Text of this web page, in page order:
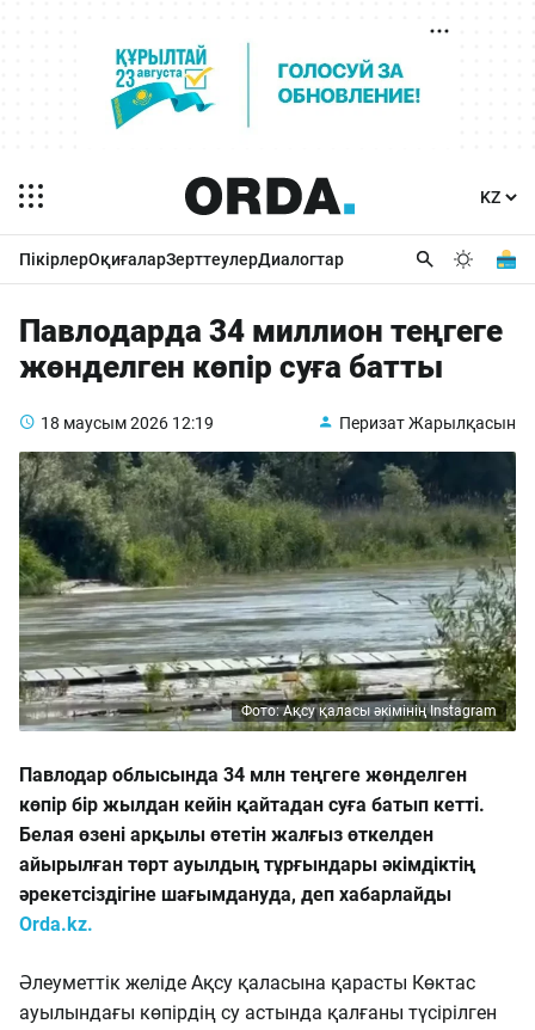
ПікірлерОқиғаларЗерттеулерДиалогтар
Павлодарда 34 миллион теңгеге
жөнделген көпір суға батты
18 маусым 2026 12:19 Перизат Жарылқасын
Фото: Ақсу қаласы әкімінің Instagram
Павлодар облысында 34 млн теңгеге жөнделген
көпір бір жылдан кейін қайтадан суға батып кетті.
Белая өзені арқылы өтетін жалғыз өткелден
айырылған төрт ауылдың тұрғындары әкімдіктің
әрекетсіздігіне шағымдануда, деп хабарлайды
Orda.kz.
Әлеуметтік желіде Ақсу қаласына қарасты Көктас
ауылындағы көпірдің су астында қалғаны түсірілген